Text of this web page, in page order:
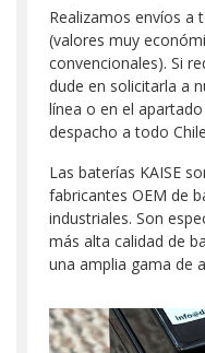
Realizamos envíos a
(valores muy
convencionales). Si
dude en solicitarla a
línea o en el
despacho a todo
Las baterías KAISE
fabricantes OEM de
industriales. Son
más alta calidad de
una amplia gama de